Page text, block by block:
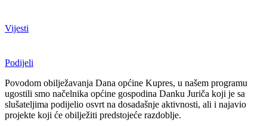
Vijesti
Podijeli
Povodom obilježavanja Dana općine Kupres, u našem programu
ugostili smo načelnika općine gospodina Danku Juriča koji je sa
slušateljima podijelio osvrt na dosadašnje aktivnosti, ali i najavio
projekte koji će obilježiti predstojeće razdoblje.